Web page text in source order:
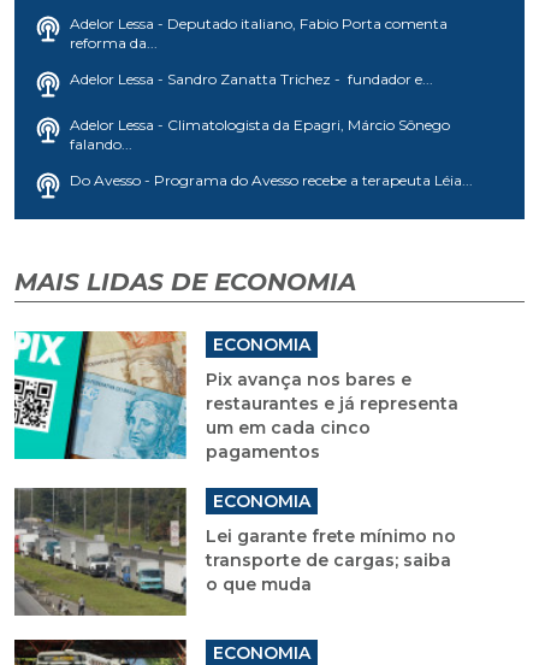
Adelor Lessa - Deputado italiano, Fabio Porta comenta
reforma da...
Adelor Lessa - Sandro Zanatta Trichez - fundador e...
Adelor Lessa - Climatologista da Epagri, Márcio Sônego
falando...
Do Avesso - Programa do Avesso recebe a terapeuta Léia...
MAIS LIDAS DE ECONOMIA
ECONOMIA
Pix avança nos bares e
restaurantes e já representa
um em cada cinco
pagamentos
ECONOMIA
Lei garante frete mínimo no
transporte de cargas; saiba
o que muda
ECONOMIA